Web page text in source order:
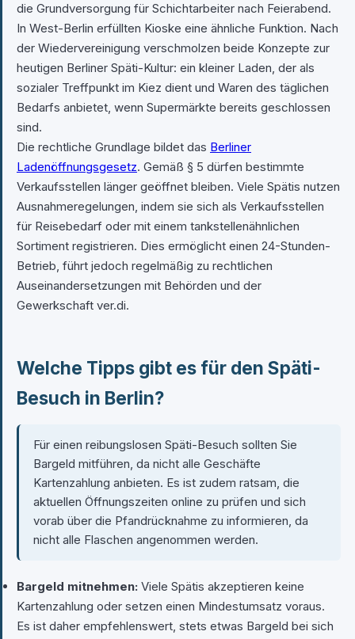
die Grundversorgung für Schichtarbeiter nach Feierabend.
In West-Berlin erfüllten Kioske eine ähnliche Funktion. Nach
der Wiedervereinigung verschmolzen beide Konzepte zur
heutigen Berliner Späti-Kultur: ein kleiner Laden, der als
sozialer Treffpunkt im Kiez dient und Waren des täglichen
Bedarfs anbietet, wenn Supermärkte bereits geschlossen
sind.
Die rechtliche Grundlage bildet das Berliner
Ladenöffnungsgesetz. Gemäß § 5 dürfen bestimmte
Verkaufsstellen länger geöffnet bleiben. Viele Spätis nutzen
Ausnahmeregelungen, indem sie sich als Verkaufsstellen
für Reisebedarf oder mit einem tankstellenähnlichen
Sortiment registrieren. Dies ermöglicht einen 24-Stunden-
Betrieb, führt jedoch regelmäßig zu rechtlichen
Auseinandersetzungen mit Behörden und der
Gewerkschaft ver.di.
Welche Tipps gibt es für den Späti-
Besuch in Berlin?
Für einen reibungslosen Späti-Besuch sollten Sie
Bargeld mitführen, da nicht alle Geschäfte
Kartenzahlung anbieten. Es ist zudem ratsam, die
aktuellen Öffnungszeiten online zu prüfen und sich
vorab über die Pfandrücknahme zu informieren, da
nicht alle Flaschen angenommen werden.
Bargeld mitnehmen: Viele Spätis akzeptieren keine
Kartenzahlung oder setzen einen Mindestumsatz voraus.
Es ist daher empfehlenswert, stets etwas Bargeld bei sich